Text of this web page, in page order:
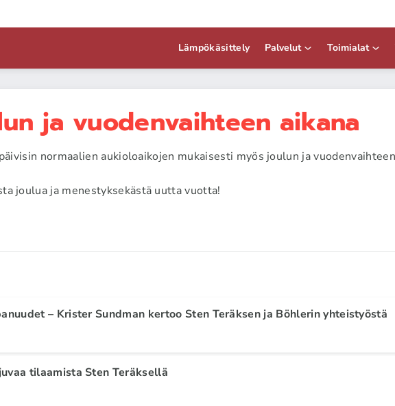
Lämpökäsittely Palvelut Toimialat
ja vuodenvaihteen aikana
normaalien aukioloaikojen mukaisesti myös joulun ja
joulua ja menestyksekästä uutta vuotta!
– Krister Sundman kertoo Sten Teräksen ja Böhlerin yhteistyöstä
tilaamista Sten Teräksellä